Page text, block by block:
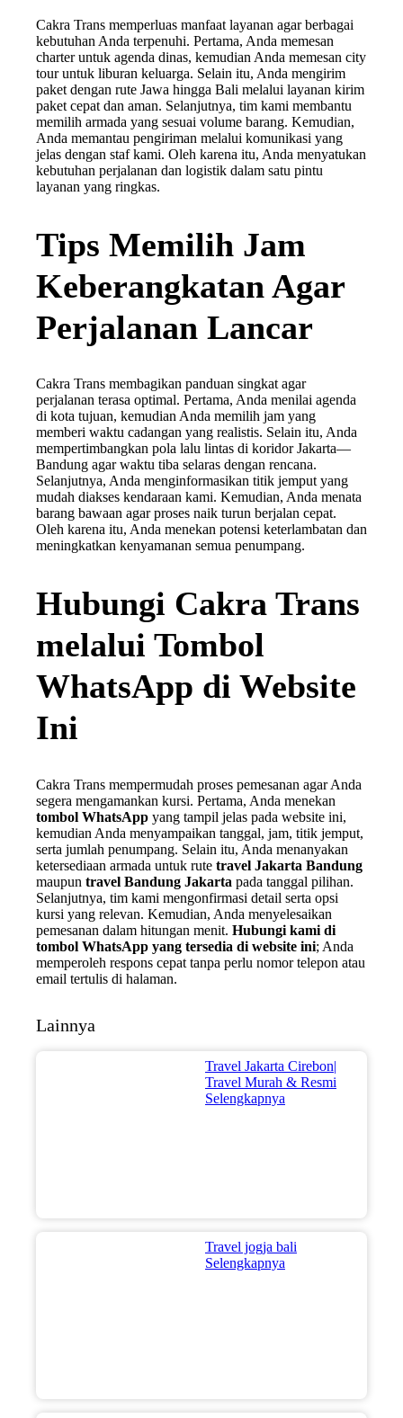
Cakra Trans memperluas manfaat layanan agar berbagai
kebutuhan Anda terpenuhi. Pertama, Anda memesan
charter untuk agenda dinas, kemudian Anda memesan city
tour untuk liburan keluarga. Selain itu, Anda mengirim
paket dengan rute Jawa hingga Bali melalui layanan kirim
paket cepat dan aman. Selanjutnya, tim kami membantu
memilih armada yang sesuai volume barang. Kemudian,
Anda memantau pengiriman melalui komunikasi yang
jelas dengan staf kami. Oleh karena itu, Anda menyatukan
kebutuhan perjalanan dan logistik dalam satu pintu
layanan yang ringkas.
Tips Memilih Jam
Keberangkatan Agar
Perjalanan Lancar
Cakra Trans membagikan panduan singkat agar
perjalanan terasa optimal. Pertama, Anda menilai agenda
di kota tujuan, kemudian Anda memilih jam yang
memberi waktu cadangan yang realistis. Selain itu, Anda
mempertimbangkan pola lalu lintas di koridor Jakarta—
Bandung agar waktu tiba selaras dengan rencana.
Selanjutnya, Anda menginformasikan titik jemput yang
mudah diakses kendaraan kami. Kemudian, Anda menata
barang bawaan agar proses naik turun berjalan cepat.
Oleh karena itu, Anda menekan potensi keterlambatan dan
meningkatkan kenyamanan semua penumpang.
Hubungi Cakra Trans
melalui Tombol
WhatsApp di Website
Ini
Cakra Trans mempermudah proses pemesanan agar Anda
segera mengamankan kursi. Pertama, Anda menekan
tombol WhatsApp yang tampil jelas pada website ini,
kemudian Anda menyampaikan tanggal, jam, titik jemput,
serta jumlah penumpang. Selain itu, Anda menanyakan
ketersediaan armada untuk rute travel Jakarta Bandung
maupun travel Bandung Jakarta pada tanggal pilihan.
Selanjutnya, tim kami mengonfirmasi detail serta opsi
kursi yang relevan. Kemudian, Anda menyelesaikan
pemesanan dalam hitungan menit. Hubungi kami di
tombol WhatsApp yang tersedia di website ini; Anda
memperoleh respons cepat tanpa perlu nomor telepon atau
email tertulis di halaman.
Lainnya
Travel Jakarta Cirebon|
Travel Murah & Resmi
Selengkapnya
Travel jogja bali
Selengkapnya